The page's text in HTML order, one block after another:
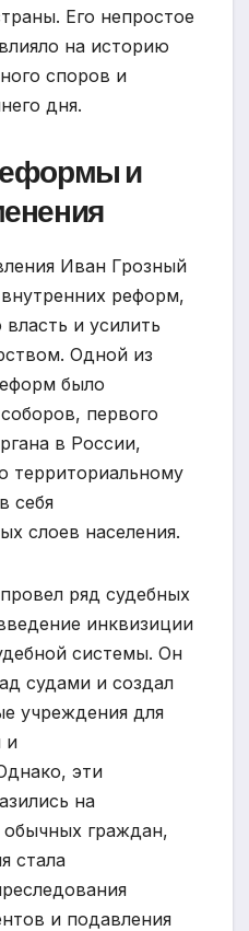
Его непростое
на историю
споров и
дня.
и
Иван Грозный
реформ,
и усилить
Одной из
было
первого
в России,
территориальному
себя
слоев населения.
ряд судебных
инквизиции
системы. Он
судами и создал
учреждения для
и
эти
на
граждан,
стала
и подавления